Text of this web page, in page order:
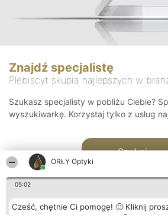
ORŁY Optyki
05:02
Cześć, chętnie Ci pomogę! 🙂 Kliknij
Znajdź specjalistę
Plebiscyt skupia najlepszych w
Szukasz specjalisty w pobliżu Ciebie?
wyszukiwarkę. Korzystaj tylko z usług
Szukaj